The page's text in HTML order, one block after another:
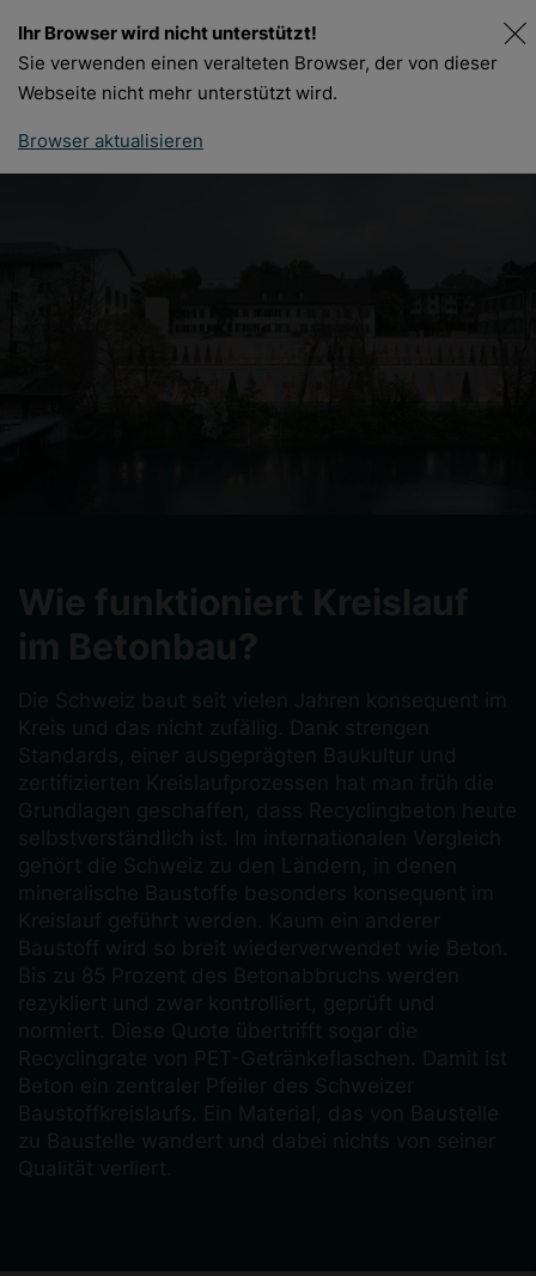
Wie funktioniert Kreislauf
im Betonbau?
Die Schweiz baut seit vielen Jahren konsequent im
Kreis und das nicht zufällig. Dank strengen
Standards, einer ausgeprägten Baukultur und
zertifizierten Kreislaufprozessen hat man früh die
Grundlagen geschaffen, dass Recyclingbeton heute
selbstverständlich ist. Im internationalen Vergleich
gehört die Schweiz zu den Ländern, in denen
mineralische Baustoffe besonders konsequent im
Kreislauf geführt werden. Kaum ein anderer
Baustoff wird so breit wiederverwendet wie Beton.
Bis zu 85 Prozent des Betonabbruchs werden
rezykliert und zwar kontrolliert, geprüft und
normiert. Diese Quote übertrifft sogar die
Recyclingrate von PET-Getränkeflaschen. Damit ist
Beton ein zentraler Pfeiler des Schweizer
Baustoffkreislaufs. Ein Material, das von Baustelle
zu Baustelle wandert und dabei nichts von seiner
Qualität verliert.
Ihr Browser wird nicht unterstützt!
Sie verwenden einen veralteten Browser, der von dieser
Webseite nicht mehr unterstützt wird.
Browser aktualisieren